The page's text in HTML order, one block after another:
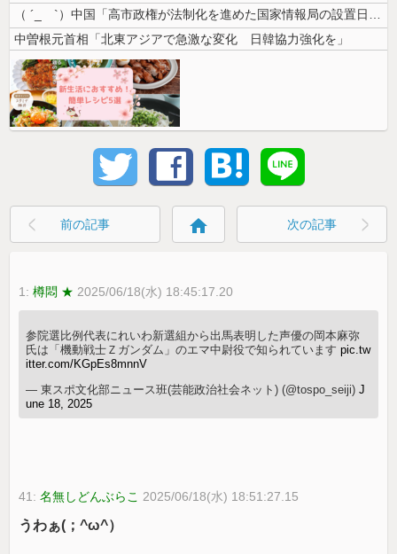
（ ´_ゝ`）中国「高市政権が法制化を進めた国家情報局の設置日が7月3...
中曽根元首相「北東アジアで急激な変化 日韓協力強化を」
前の記事 home 次の記事
1:樽悶 ★ 2025/06/18(水) 18:45:17.20
参院選比例代表にれいわ新選組から出馬表明した声優の岡本麻弥
氏は「機動戦士Ｚガンダム」のエマ中尉役で知られていますpic.tw
itter.com/KGpEs8mnnV
— 東スポ文化部ニュース班(芸能政治社会ネット) (@tospo_seiji)J
une 18, 2025
41:名無しどんぶらこ 2025/06/18(水) 18:51:27.15
うわぁ(⁠；⁠^⁠ω⁠^⁠）